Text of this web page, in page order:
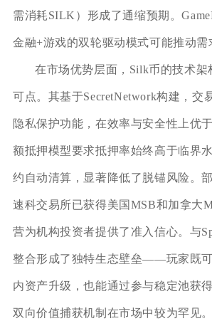
需消耗SILK）形成了通缩预期。
金融+游戏的双轮驱动模式可能推动需
在市场优势层面，Silk币的技术架
可点。其基于SecretNetwork构建，交
隐私保护功能，在效率与安全性上优
额抵押模型要求抵押率始终高于临界
约自动清算，显著降低了脱锚风险。
速科交易所已获得美国MSB和加拿大
营为机构投资者提供了准入信心。与
整合形成了独特生态壁垒——玩家既
内资产升级，也能通过参与稳定池获
双向价值捕获机制在市场中较为罕见。